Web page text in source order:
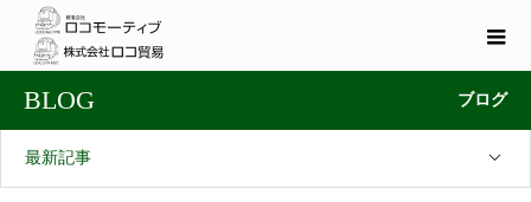
BLOG ブログ
最新記事